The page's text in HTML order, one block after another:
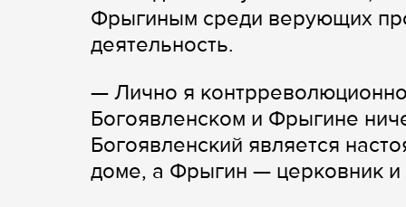
Фрыгиным среди верующих
деятельность.
— Лично я
Богоявленском и Фрыгине
Богоявленский является
доме, а Фрыгин — церковник